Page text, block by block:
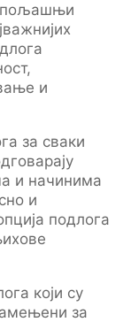
и
за сваки
и начинима
и
подлога
који су
за